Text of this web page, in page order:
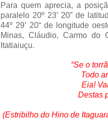
Para quem aprecia, a
paralelo 20º 23’ 20” de
44º 29’ 20“ de longitude
Minas, Cláudio, Carmo do
Itatiaiuçu.
“Se o
Todo
Eia!
Destas
(Estribilho do Hino de